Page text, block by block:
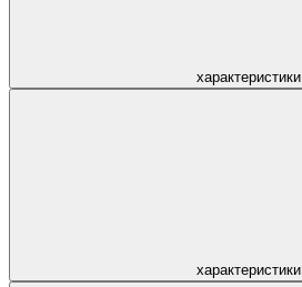
характеристики
характеристики